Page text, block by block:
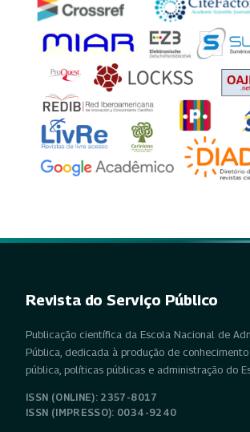
Revista do Serviço Público
Publicação científica da Escola Nacional de
Pública, dedicada à produção de
pública, políticas públicas e administração do
ISSN (ONLINE): 2357-8017
ISSN (IMPRESSO): 0034-9240